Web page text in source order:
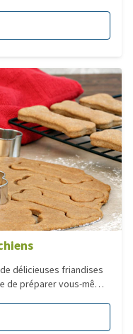
uniques et aux noms de
aidons à choisir un
délicieuses friandises
préparer vous-même
quelques idées et
et équilibrées.